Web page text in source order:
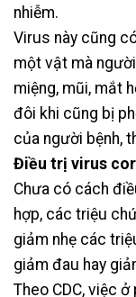
nhiễm.
Virus này cũng
một vật mà
miệng, mũi, mắt
đôi khi cũng bị
của người bệnh,
Điều trị virus
Chưa có cách
hợp, các triệu
giảm nhẹ các
giảm đau hay
Theo CDC, việc